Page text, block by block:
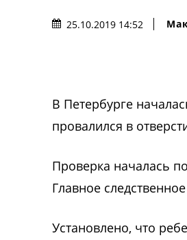
25.10.2019 14:52
В Петербурге
провалился в
Проверка началась
Главное
Установлено, что